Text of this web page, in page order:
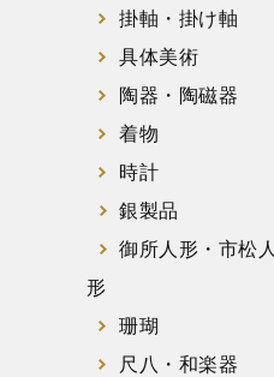
掛軸・掛け軸
具体美術
陶器・陶磁器
着物
時計
銀製品
御所人形・市松人
形
珊瑚
尺八・和楽器